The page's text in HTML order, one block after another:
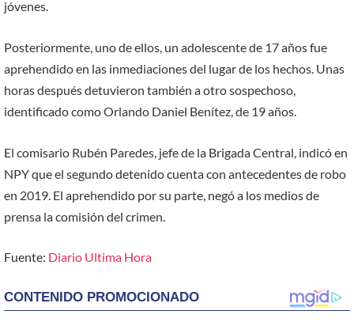
jóvenes.
Posteriormente, uno de ellos, un adolescente de 17 años fue
aprehendido en las inmediaciones del lugar de los hechos. Unas
horas después detuvieron también a otro sospechoso,
identificado como Orlando Daniel Benítez, de 19 años.
El comisario Rubén Paredes, jefe de la Brigada Central, indicó en
NPY que el segundo detenido cuenta con antecedentes de robo
en 2019. El aprehendido por su parte, negó a los medios de
prensa la comisión del crimen.
Fuente: Diario Ultima Hora